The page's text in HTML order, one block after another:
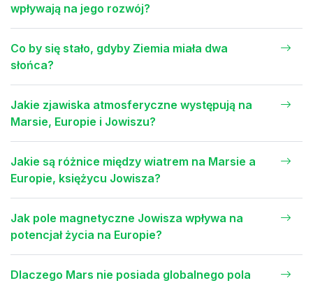
wpływają na jego rozwój?
Co by się stało, gdyby Ziemia miała dwa
słońca?
Jakie zjawiska atmosferyczne występują na
Marsie, Europie i Jowiszu?
Jakie są różnice między wiatrem na Marsie a
Europie, księżycu Jowisza?
Jak pole magnetyczne Jowisza wpływa na
potencjał życia na Europie?
Dlaczego Mars nie posiada globalnego pola